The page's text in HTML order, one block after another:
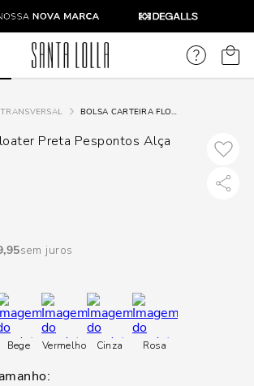
TRANSVERSAL BOLSA CARTEIRA FLOATER PRETA PESPONTOS ALÇA METALIZADA
Preta Pespontos Alça
,95sem juros
Bege Vermelho Cinza Rosa